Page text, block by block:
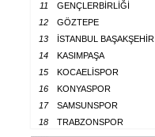
11
GENÇLERBİRLİĞİ
12
GÖZTEPE
13
İSTANBUL BAŞAKŞEHİR
14
KASIMPAŞA
15
KOCAELİSPOR
16
KONYASPOR
17
SAMSUNSPOR
18
TRABZONSPOR